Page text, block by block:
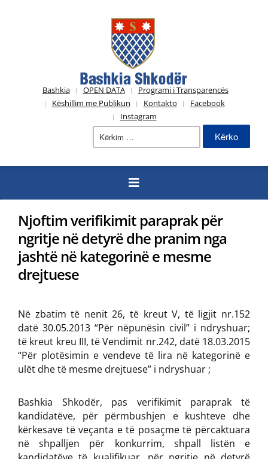
Bashkia OPEN DATA
Programi i Transparencës
Këshillim me Publikun
Kontakto
Facebook
Instagram
Kërko
Njoftim verifikimit paraprak për
ngritje në detyrë dhe pranim nga
jashtë në kategorinë e mesme
drejtuese
Në zbatim të nenit 26, të kreut V, të ligjit nr.152
datë 30.05.2013 “Për nëpunësin civil” i ndryshuar;
të kreut kreu III, të Vendimit nr.242, datë 18.03.2015
“Për plotësimin e vendeve të lira në kategorinë e
ulët dhe të mesme drejtuese” i ndryshuar ;
Bashkia Shkodër, pas verifikimit paraprak të
kandidatëve, për përmbushjen e kushteve dhe
kërkesave të veçanta e të posaçme të përcaktuara
në shpalljen për konkurrim, shpall listën e